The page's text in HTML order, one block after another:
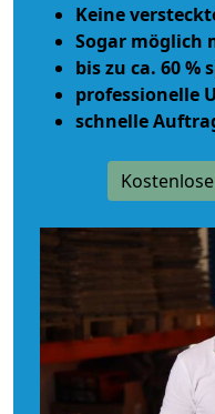
Keine
Sogar möglich
bis zu ca. 60 %
professionelle
schnelle